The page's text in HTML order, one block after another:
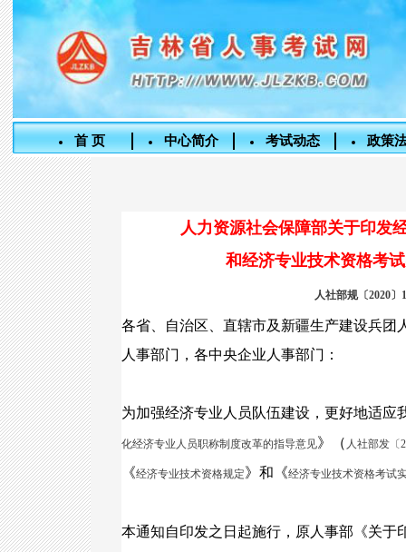
首 页 中心简介 考试动态 政策
人力资源社会保障部关于印发
和经济专业技术资格考试
人社部规〔2020〕1
各省、自治区、直辖市及新疆生产建设兵团
人事部门，各中央企业人事部门：
为加强经济专业人员队伍建设，更好地适应
化经济专业人员职称制度改革的指导意见》（ 人社部发〔
《经济专业技术资格规定》和《经济专业技术资格考试
本通知自印发之日起施行，原人事部《关于